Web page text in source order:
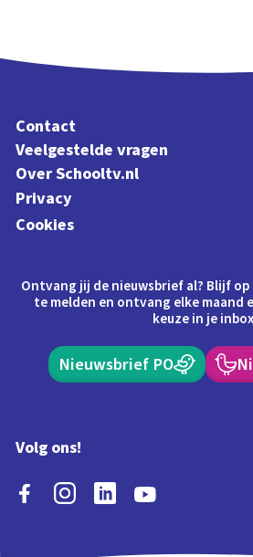
Contact
Veelgestelde vragen
Over Schooltv.nl
Privacy
Cookies
Ontvang jij de nieuwsbrief al? Blijf
te melden en ontvang elke maand
keuze in je
Nieuwsbrief PO
Volg ons!